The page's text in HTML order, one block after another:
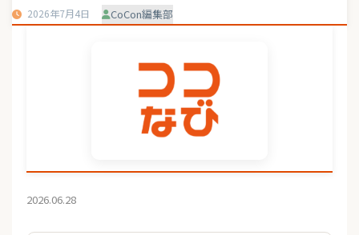
2026年7月4日 CoCon編集部
2026.06.28